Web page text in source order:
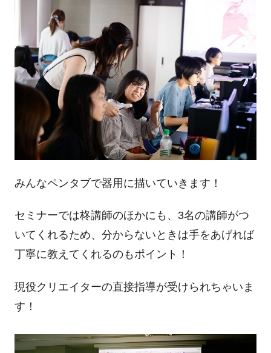
みんなペンタブで器用に描いていきます！
セミナーでは柊講師のほかにも、3名の講師がつ
いてくれるため、分からないときは手をあげれば
丁寧に教えてくれるのもポイント！
現役クリエイターの直接指導が受けられちゃいま
す！